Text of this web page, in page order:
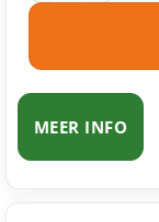
MEER INFO